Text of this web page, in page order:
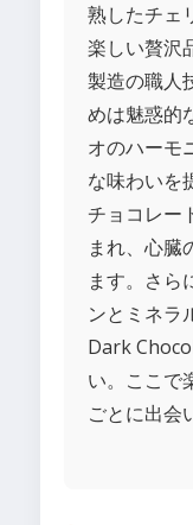
熟したチェ
楽しい贅沢
製造の職人
めは魅惑的
オのハーモ
な味わいを
チョコレー
まれ、心臓
ます。さら
ンとミネラ
Dark
い。ここで
ごとに出会